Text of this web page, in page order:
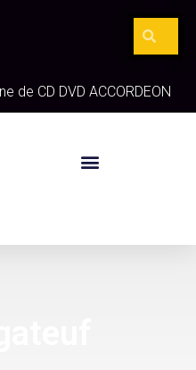
de CD DVD ACCORDEON